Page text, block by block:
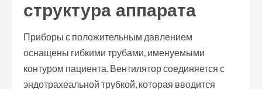
структура аппарата
Приборы с положительным давлением
оснащены гибкими трубами, именуемыми
контуром пациента. Вентилятор соединяется с
эндотрахеальной трубкой, которая вводится